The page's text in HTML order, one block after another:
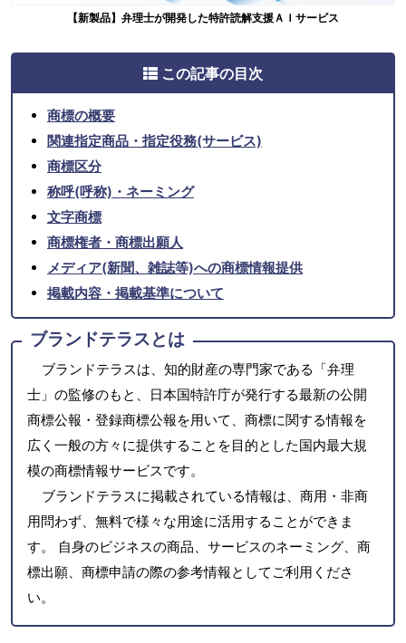
【新製品】弁理士が開発した特許読解支援ＡＩサービス
この記事の目次
商標の概要
関連指定商品・指定役務(サービス)
商標区分
称呼(呼称)・ネーミング
文字商標
商標権者・商標出願人
メディア(新聞、雑誌等)への商標情報提供
掲載内容・掲載基準について
ブランドテラスとは
ブランドテラスは、知的財産の専門家である「弁理
士」の監修のもと、日本国特許庁が発行する最新の公開
商標公報・登録商標公報を用いて、商標に関する情報を
広く一般の方々に提供することを目的とした国内最大規
模の商標情報サービスです。
ブランドテラスに掲載されている情報は、商用・非商
用問わず、無料で様々な用途に活用することができま
す。 自身のビジネスの商品、サービスのネーミング、商
標出願、商標申請の際の参考情報としてご利用くださ
い。